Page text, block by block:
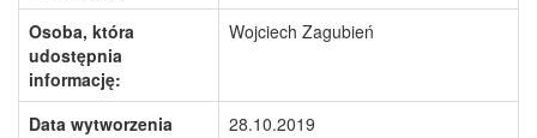
Osoba, która
udostępnia
informację:
Wojciech Zagubień
Data wytworzenia
28.10.2019